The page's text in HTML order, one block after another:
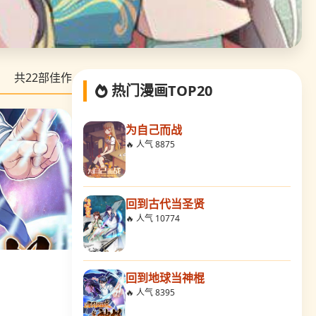
共22部佳作
热门漫画TOP20
为自己而战
🔥 人气 8875
回到古代当圣贤
🔥 人气 10774
回到地球当神棍
🔥 人气 8395